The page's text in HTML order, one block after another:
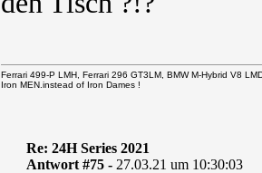
Ferrari 499-P LMH, Ferrari 296 GT3LM, BMW M-Hybrid V8
Iron MEN.instead of Iron Dames !
Re: 24H Series 2021
Antwort #75 - 27.03.21 um 10:30:03